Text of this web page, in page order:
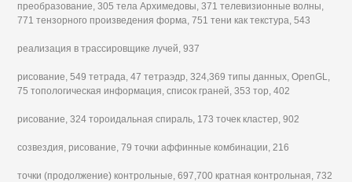
преобразование, 305 тела Архимедовы, 371 телевизионные волны,
771 тензорного произведения форма, 751 тени как текстура, 543
реализация в трассировщике лучей, 937
рисование, 549 тетрада, 47 тетраэдр, 324,369 типы данных, OpenGL,
75 топологическая информация, список граней, 353 тор, 402
рисование, 324 тороидальная спираль, 173 точек кластер, 902
созвездия, рисование, 79 точки аффинные комбинации, 216
точки (продолжение) контрольные, 697,700 кратная контрольная, 732